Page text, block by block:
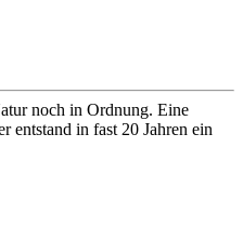
noch in Ordnung. Eine
entstand in fast 20 Jahren ein